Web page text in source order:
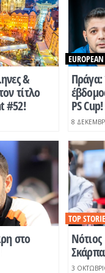
&
τίτλο
#52!
Πράγα:
PS Cup!
8
στο
TOP
3